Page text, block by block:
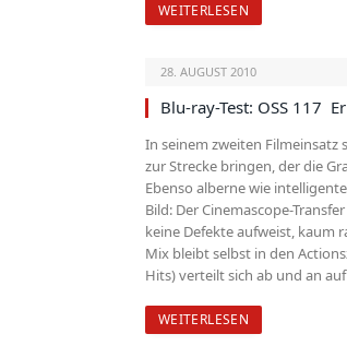
WEITERLESEN
28. AUGUST 2010
Blu-ray-Test: OSS 117 
In seinem zweiten Filmeinsatz
zur Strecke bringen, der die
Ebenso alberne wie
Bild: Der Cinemascope-
keine Defekte aufweist, kaum
Mix bleibt selbst in den
Hits) verteilt sich ab und an
WEITERLESEN